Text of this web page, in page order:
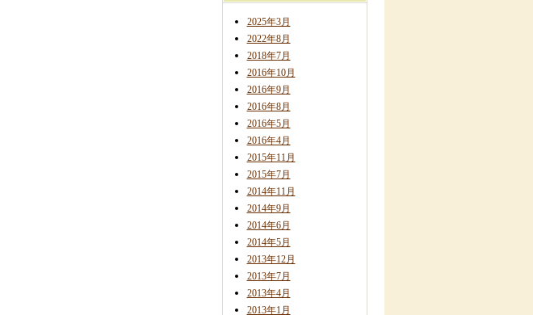
2025年3月
2022年8月
2018年7月
2016年10月
2016年9月
2016年8月
2016年5月
2016年4月
2015年11月
2015年7月
2014年11月
2014年9月
2014年6月
2014年5月
2013年12月
2013年7月
2013年4月
2013年1月